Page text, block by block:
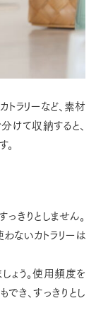
ラリーなど、素材
けて収納すると、
きりとしません。
わないカトラリーは
ょう。使用頻度を
き、すっきりとし